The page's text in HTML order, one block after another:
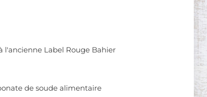
l'ancienne Label Rouge Bahier
de soude alimentaire